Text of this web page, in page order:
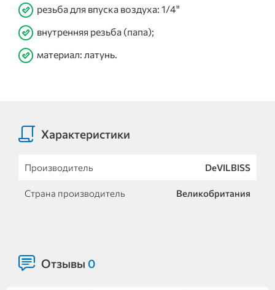
резьба для впуска воздуха: 1/4"
внутренняя резьба (папа);
материал: латунь.
Характеристики
Производитель DeVILBISS
Страна производитель Великобритания
Отзывы 0